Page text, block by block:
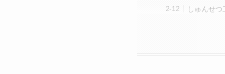
しゅんせつ